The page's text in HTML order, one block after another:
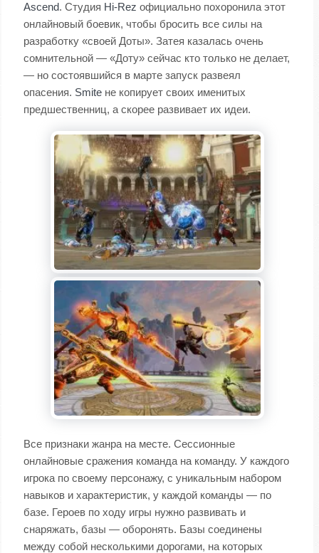
Ascend. Студия Hi-Rez официально похоронила этот
онлайновый боевик, чтобы бросить все силы на
разработку «своей Доты». Затея казалась очень
сомнительной — «Доту» сейчас кто только не делает,
— но состоявшийся в марте запуск развеял
опасения. Smite не копирует своих именитых
предшественниц, а скорее развивает их идеи.
Все признаки жанра на месте. Сессионные
онлайновые сражения команда на команду. У каждого
игрока по своему персонажу, с уникальным набором
навыков и характеристик, у каждой команды — по
базе. Героев по ходу игры нужно развивать и
снаряжать, базы — оборонять. Базы соединены
между собой несколькими дорогами, на которых